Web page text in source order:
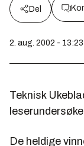
Del
2. aug. 2002 - 13:23
Teknisk
De heldige